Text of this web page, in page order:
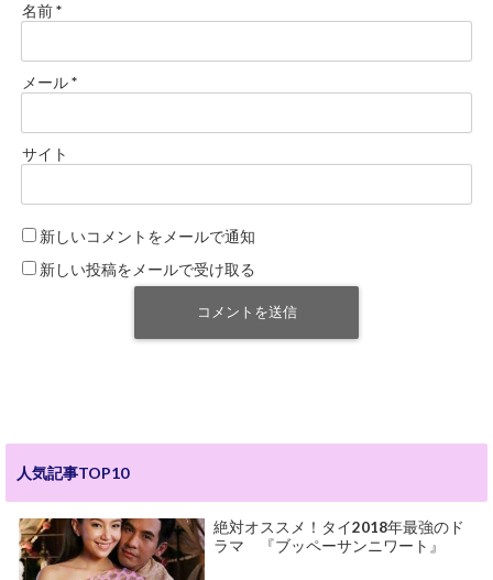
名前*
メール*
サイト
新しいコメントをメールで通知
新しい投稿をメールで受け取る
人気記事TOP10
絶対オススメ！タイ2018年最強のド
ラマ 『ブッペーサンニワート』